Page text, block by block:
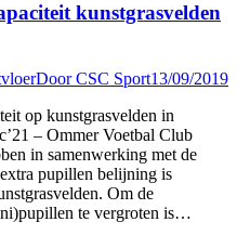
kunstgrasvelden
DoorCSC Sport13/09/2019
op kunstgrasvelden in
– Ommer Voetbal Club
in samenwerking met de
pupillen belijning is
Om de
te vergroten is…